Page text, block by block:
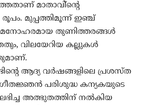
മാതാവി്‌ന്റെ
മുപ്പത്തിമൂന്ന് ഇഞ്ച്
മനോഹരമായ തുണിത്തരങ്ങള്‍
വിലയേറിയ കല്ലുകള്‍
ആദ്യ വര്‍ഷങ്ങളിലെ പ്രശസ്ത
പരിശുദ്ധ കന്യകയുടെ
അത്ഭുതത്തിന് നല്‍കിയ